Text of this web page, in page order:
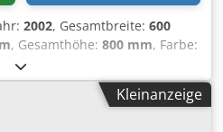
2002, Gesamtbreite: 600
, Gesamthöhe: 800 mm, Farbe:
Auf Anfrage Dcsdpeyu Sl
- Dokumentation verfügbar:
Nein - Seriennummer:
-
Kleinanzeige